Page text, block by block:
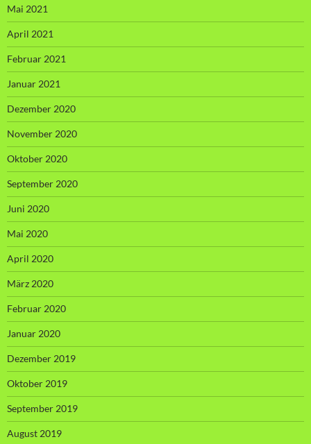
Mai 2021
April 2021
Februar 2021
Januar 2021
Dezember 2020
November 2020
Oktober 2020
September 2020
Juni 2020
Mai 2020
April 2020
März 2020
Februar 2020
Januar 2020
Dezember 2019
Oktober 2019
September 2019
August 2019